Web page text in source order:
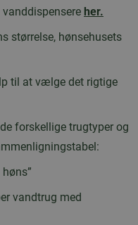
her.
størrelse, hønsehusets
til at vælge det rigtige
forskellige trugtyper og
vandtrug med